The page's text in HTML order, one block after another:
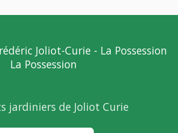
Joliot-Curie - La Possession
La Possession
jardiniers de Joliot Curie